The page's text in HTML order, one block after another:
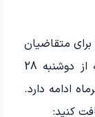
متقاضیان
ثبت‌نام آئودی Q4 وارداتی اعلام کرده که از دوشنبه 28
شروع و تا چهارشنبه 30 مهرماه ادامه دارد.
کنید: